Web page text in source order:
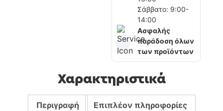
Σάββατο: 9:00-
14:00
Ασφαλής
παράδοση όλων
των προϊόντων
Χαρακτηριστικά
Περιγραφή Επιπλέον πληροφορίες